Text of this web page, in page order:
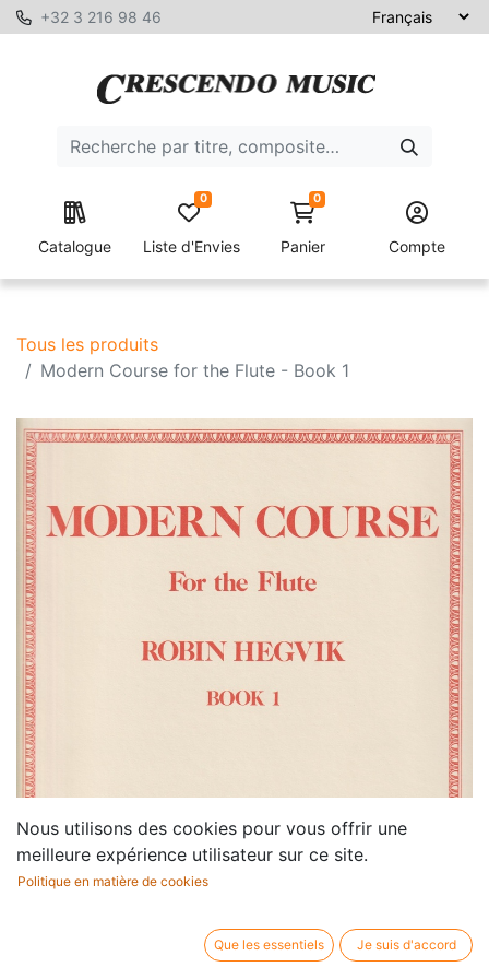
+32 3 216 98 46
Catalogue Liste d'Envies
0 0
Panier Compte
Tous les produits
Modern Course for the Flute - Book 1
Nous utilisons des cookies pour vous offrir une
meilleure expérience utilisateur sur ce site.
Politique en matière de cookies
Que les essentiels Je suis d'accord